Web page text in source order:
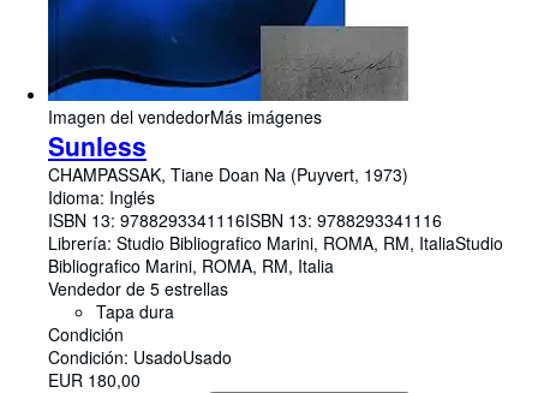
Imagen del vendedorMás imágenes
Sunless
CHAMPASSAK, Tiane Doan Na (Puyvert, 1973)
Idioma: Inglés
ISBN 13: 9788293341116ISBN 13: 9788293341116
Librería: Studio Bibliografico Marini, ROMA, RM, ItaliaStudio
Bibliografico Marini, ROMA, RM, Italia
Vendedor de 5 estrellas
Tapa dura
Condición
Condición: UsadoUsado
EUR 180,00